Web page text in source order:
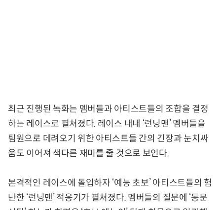
최근 진행된 녹화는 멤버들과 아티스트들의 조합을 결정
하는 레이스로 펼쳐졌다. 레이스 내내 ‘런닝맨’ 멤버들을
팀원으로 데려오기 위한 아티스트들 간의 긴장과 눈치싸
움도 이어져 색다른 재미를 줄 것으로 보인다.
본격적인 레이스에 돌입하자 ‘예능 초보’ 아티스트들의 험
난한 ‘런닝맨’ 적응기가 펼쳐졌다. 멤버들의 질문에 ‘동문